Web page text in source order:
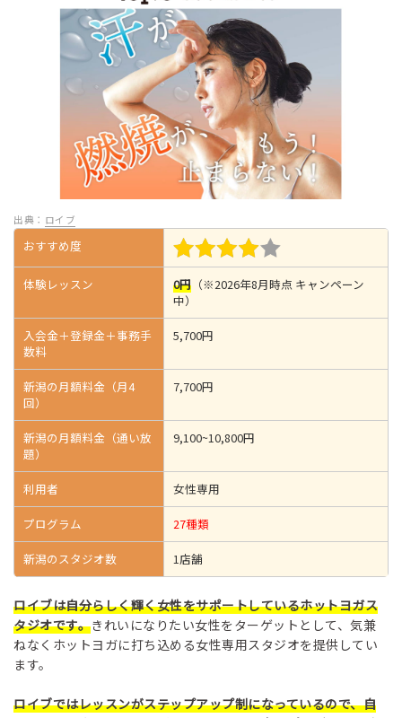
出典： ロイブ
おすすめ度
体験レッスン 0円 （※2026年8月時点 キャンペーン
中）
入会金＋登録金＋事務手
数料
5,700円
新潟の月額料金（月4
回）
7,700円
新潟の月額料金（通い放
題）
9,100~10,800円
利用者 女性専用
プログラム 27種類
新潟のスタジオ数 1店舗
ロイブは自分らしく輝く女性をサポートしているホットヨガス
タジオです。きれいになりたい女性をターゲットとして、気兼
ねなくホットヨガに打ち込める女性専用スタジオを提供してい
ます。
ロイブではレッスンがステップアップ制になっているので、自